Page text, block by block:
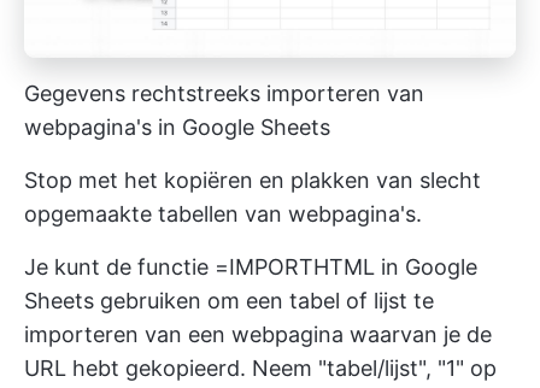
Gegevens rechtstreeks importeren van
webpagina's in Google Sheets
Stop met het kopiëren en plakken van slecht
opgemaakte tabellen van webpagina's.
Je kunt de functie =IMPORTHTML in Google
Sheets gebruiken om een tabel of lijst te
importeren van een webpagina waarvan je de
URL hebt gekopieerd. Neem "tabel/lijst", "1" op